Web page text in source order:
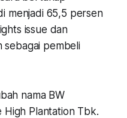
menjadi 65,5 persen
issue dan
sebagai pembeli
nama BW
High Plantation Tbk.